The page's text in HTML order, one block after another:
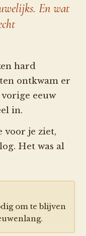
En wat
hard
ontkwam er
eeuw
in.
voor je ziet,
Het was al
om te blijven